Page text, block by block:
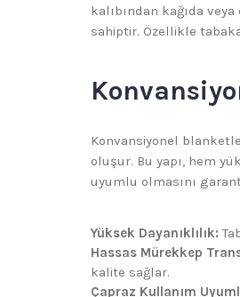
kalıbından kağıda
sahiptir. Özellikle
Konvansiyonel
oluşur. Bu yapı, hem
uyumlu olmasını
Yüksek Dayanıklılık:
Hassas Mürekkep
kalite sağlar.
Çapraz Kullanım